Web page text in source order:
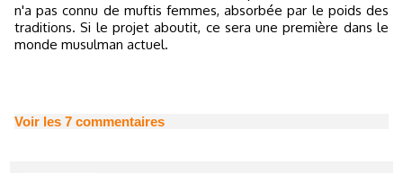
n'a pas connu de muftis femmes, absorbée par le poids des
traditions. Si le projet aboutit, ce sera une première dans le
monde musulman actuel.
Voir les 7 commentaires